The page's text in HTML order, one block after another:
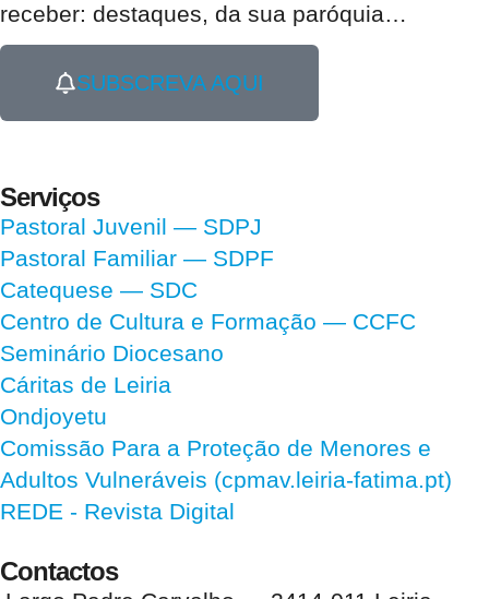
receber: destaques, da sua paróquia…
SUBSCREVA AQUI
Serviços
Pastoral Juvenil — SDPJ
Pastoral Familiar — SDPF
Catequese — SDC
Centro de Cultura e Formação — CCFC
Seminário Diocesano
Cáritas de Leiria
Ondjoyetu
Comissão Para a Proteção de Menores e
Adultos Vulneráveis (cpmav.leiria-fatima.pt)
REDE - Revista Digital
Contactos